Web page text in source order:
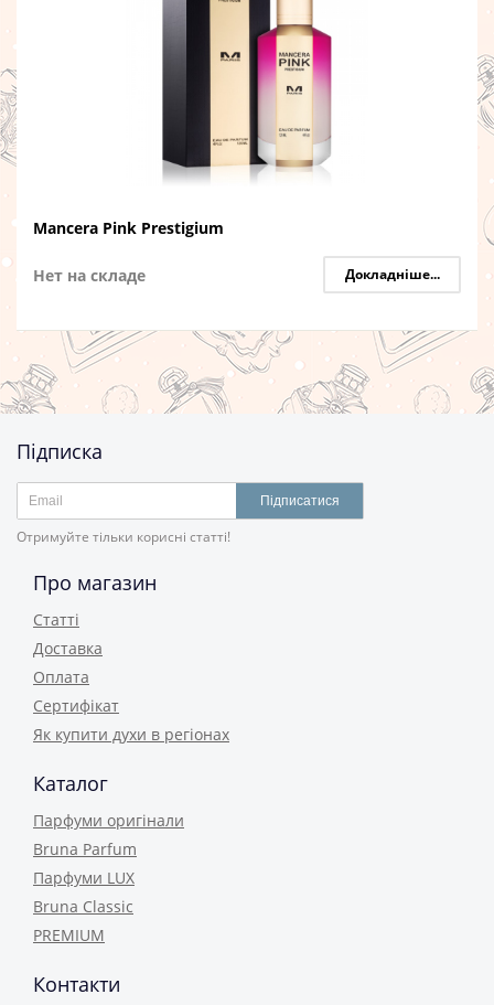
Mancera Pink Prestigium
Нет на складе Докладніше...
Підписка
Підписатися
Отримуйте тільки корисні статті!
Про магазин
Статті
Доставка
Оплата
Сертифікат
Як купити духи в регіонах
Каталог
Парфуми оригінали
Bruna Parfum
Парфуми LUX
Bruna Classic
PREMIUM
Контакти